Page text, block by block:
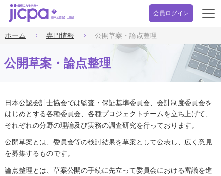
会員ログイン
開
ホーム 専門情報 公開草案・論点整理
公開草案・論点整理
日本公認会計士協会では監査・保証基準委員会、会計制度委員会を
はじめとする各種委員会、各種プロジェクトチームを立ち上げて、
それぞれの分野の理論及び実務の調査研究を行っております。
公開草案とは、委員会等の検討結果を草案として公表し、広く意見
を募集するものです。
論点整理とは、草案公開の手続に先立って委員会における審議を進